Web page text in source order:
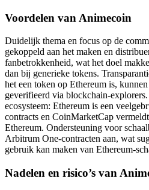
Voordelen van Animecoin
Duidelijk thema en focus op de
gekoppeld aan het maken en
fanbetrokkenheid, wat het doel
dan bij generieke tokens.
het een token op Ethereum is,
geverifieerd via blockchain-
ecosysteem: Ethereum is een
contracts en CoinMarketCap
Ethereum. Ondersteuning voor
Arbitrum One-contracten aan, wat
gebruik kan maken van Ethereum-
Nadelen en risico’s van